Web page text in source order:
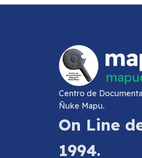
Centro de
Ñuke Mapu.
On Line
1994.